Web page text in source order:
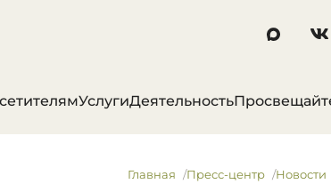
УслугиДеятельность
Главная Пресс-центр Новости